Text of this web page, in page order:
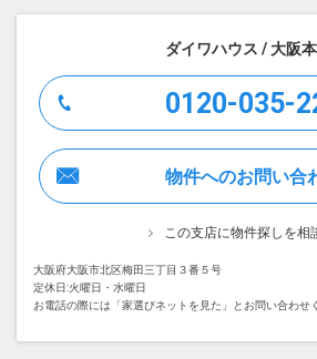
ダイワハウス / 大阪
0120-035-
物件へのお問い合
この支店に物件探しを相
大阪府大阪市北区梅田三丁目３番５号
定休日:火曜日・水曜日
お電話の際には「家選びネットを見た」とお問い合わせ